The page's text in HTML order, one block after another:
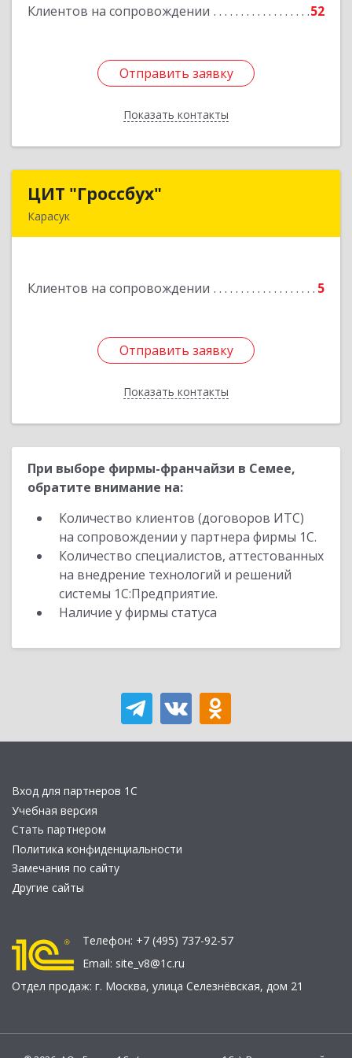
Клиентов на сопровождении 52
Отправить заявку
Показать контакты
Подробнее
Отправить заявку
Назад
ЦИТ "Гроссбух"
Карасук
Клиентов на сопровождении 5
Отправить заявку
Показать контакты
Подробнее
Отправить заявку
Назад
При выборе фирмы-франчайзи в Семее,
обратите внимание на:
Количество клиентов (договоров ИТС)
на сопровождении у партнера фирмы 1С.
Количество специалистов, аттестованных
на внедрение технологий и решений
системы 1С:Предприятие.
Наличие у фирмы статуса
Вход для партнеров 1С
Учебная версия
Стать партнером
Политика конфиденциальности
Замечания по сайту
Другие сайты
Телефон: +7 (495) 737-92-57
Email: site_v8@1c.ru
Отдел продаж: г. Москва, улица Селезнёвская, дом 21